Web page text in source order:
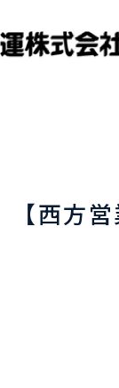
【西方